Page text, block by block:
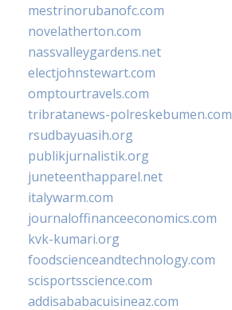
mestrinorubanofc.com
novelatherton.com
nassvalleygardens.net
electjohnstewart.com
omptourtravels.com
tribratanews-polreskebumen.com
rsudbayuasih.org
publikjurnalistik.org
juneteenthapparel.net
italywarm.com
journaloffinanceeconomics.com
kvk-kumari.org
foodscienceandtechnology.com
scisportsscience.com
addisababacuisineaz.com